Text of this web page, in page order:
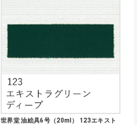
世界堂 油絵具6号（20ml） 123エキスト